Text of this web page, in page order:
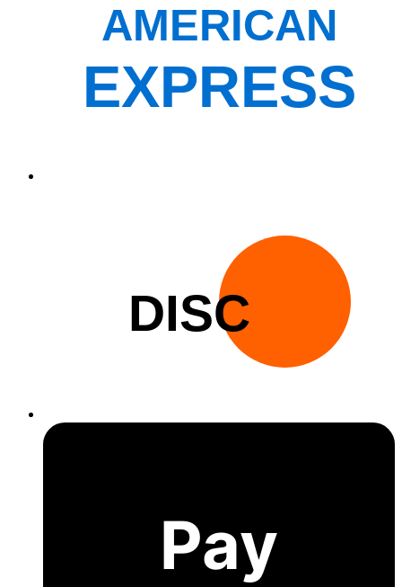
AMERICAN
EXPRESS
DISC
Pay